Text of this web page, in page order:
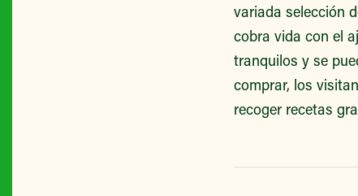
variada selección
cobra vida con el
tranquilos y se
comprar, los
recoger recetas